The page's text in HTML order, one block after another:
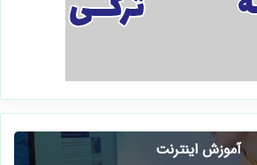
آموزش اینترنت